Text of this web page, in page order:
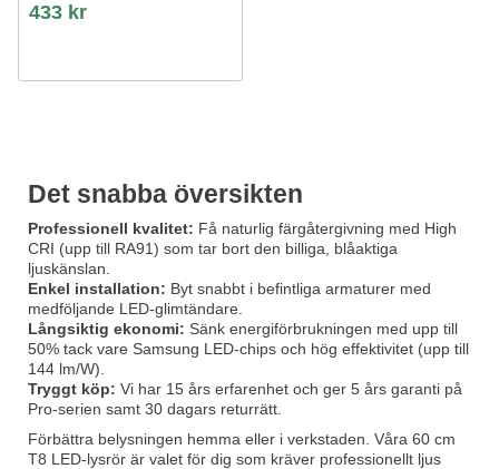
433 kr
Det snabba översikten
Professionell kvalitet: Få naturlig färgåtergivning med High
CRI (upp till RA91) som tar bort den billiga, blåaktiga
ljuskänslan.
Enkel installation: Byt snabbt i befintliga armaturer med
medföljande LED-glimtändare.
Långsiktig ekonomi: Sänk energiförbrukningen med upp till
50% tack vare Samsung LED-chips och hög effektivitet (upp till
144 lm/W).
Tryggt köp: Vi har 15 års erfarenhet och ger 5 års garanti på
Pro-serien samt 30 dagars returrätt.
Förbättra belysningen hemma eller i verkstaden. Våra 60 cm
T8 LED-lysrör är valet för dig som kräver professionellt ljus